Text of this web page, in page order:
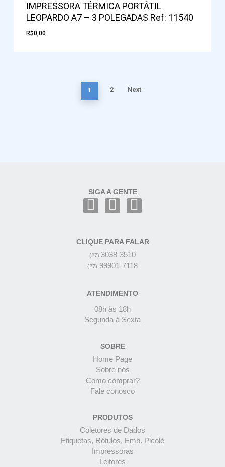
IMPRESSORA TÉRMICA PORTÁTIL
LEOPARDO A7 – 3 POLEGADAS Ref: 11540
R$0,00
1 2 Next
SIGA A GENTE
CLIQUE PARA FALAR
(27) 3038-3510
(27) 99901-7118
ATENDIMENTO
08h às 18h
Segunda à Sexta
SOBRE
Home Page
Sobre nós
Como comprar?
Fale conosco
PRODUTOS
Coletores de Dados
Etiquetas, Rótulos, Emb. Picolé
Impressoras
Leitores